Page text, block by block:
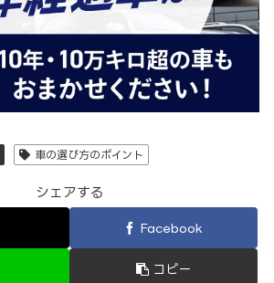
車の選び方のポイント
シェアする
Facebook
コピー